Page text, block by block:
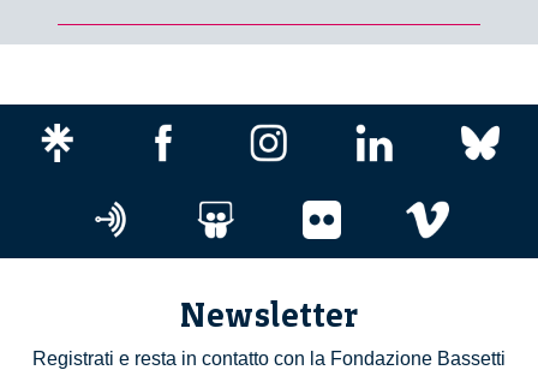
Newsletter
Registrati e resta in contatto con la Fondazione Bassetti